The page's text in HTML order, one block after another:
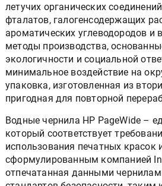
летучих органических
фталатов, галогенсодержащих
ароматических углеводородов и
методы производства,
экологичности и социальной
минимальное воздействие на
упаковка, изготовленная из
пригодная для повторной
Водные чернила HP PageWide –
который соответствует
использования печатных красок
сформулированным компанией
отпечатанная данными